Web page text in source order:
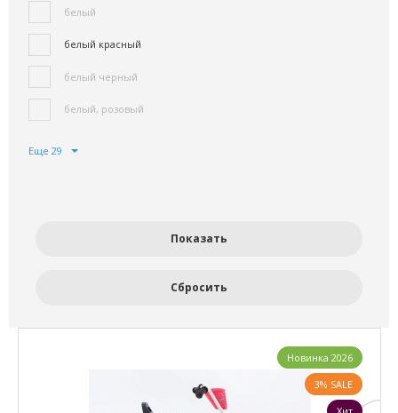
белый
белый красный
белый черный
белый, розовый
Еще 29
Новинка 2026
3% SALE